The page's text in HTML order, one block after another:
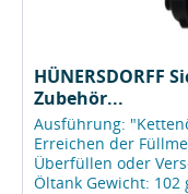
HÜNERSDORFF
Zubehör...
Ausführung:
Erreichen der
Überfüllen oder
Öltank Gewicht: